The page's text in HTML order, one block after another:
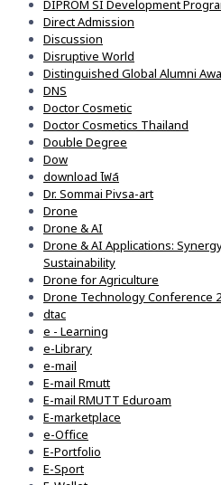
DIPROM SI Development
Direct Admission
Discussion
Disruptive World
Distinguished Global Alumni
DNS
Doctor Cosmetic
Doctor Cosmetics Thailand
Double Degree
Dow
download ไฟล์
Dr. Sommai Pivsa-art
Drone
Drone & AI
Drone & AI Applications:
Sustainability
Drone for Agriculture
Drone Technology Conference
dtac
e - Learning
e-Library
e-mail
E-mail Rmutt
E-mail RMUTT Eduroam
E-marketplace
e-Office
E-Portfolio
E-Sport